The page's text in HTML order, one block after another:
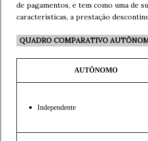
de pagamentos, e tem como uma de
características, a prestação
QUADRO COMPARATIVO
AUTÔNOMO
Independente